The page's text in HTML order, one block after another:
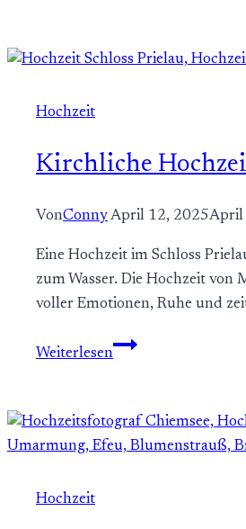
Fraueninsel
Standesamtliche
Hochzeit
Kirchliche
VonConnyApril 12, 2025April
Eine Hochzeit im Schloss
zum Wasser. Die Hochzeit
voller Emotionen, Ruhe und
Weiterlesen
Kirchliche
Schloss
Prielau
Hochzeit